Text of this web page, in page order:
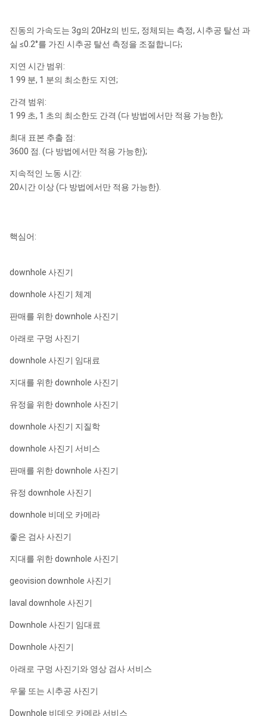
진동의 가속도는 3g의 20Hz의 빈도, 정체되는 측정, 시추공 탈선 과
실 ≤0.2°를 가진 시추공 탈선 측정을 조절합니다;
지연 시간 범위:
1 99 분, 1 분의 최소한도 지연;
간격 범위:
1 99 초, 1 초의 최소한도 간격 (다 방법에서만 적용 가능한);
최대 표본 추출 점:
3600 점. (다 방법에서만 적용 가능한);
지속적인 노동 시간:
20시간 이상 (다 방법에서만 적용 가능한).
핵심어:
downhole 사진기
downhole 사진기 체계
판매를 위한 downhole 사진기
아래로 구멍 사진기
downhole 사진기 임대료
지대를 위한 downhole 사진기
유정을 위한 downhole 사진기
downhole 사진기 지질학
downhole 사진기 서비스
판매를 위한 downhole 사진기
유정 downhole 사진기
downhole 비데오 카메라
좋은 검사 사진기
지대를 위한 downhole 사진기
geovision downhole 사진기
laval downhole 사진기
Downhole 사진기 임대료
Downhole 사진기
아래로 구멍 사진기와 영상 검사 서비스
우물 또는 시추공 사진기
Downhole 비데오 카메라 서비스